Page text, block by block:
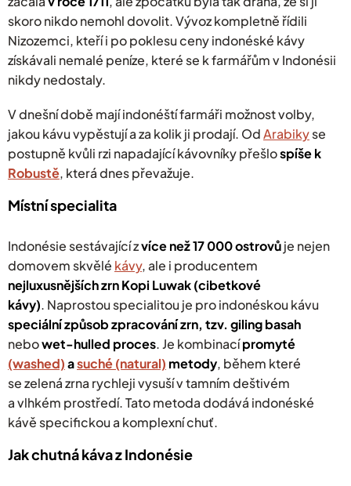
skoro nikdo nemohl dovolit. Vývoz kompletně řídili
Nizozemci, kteří i po poklesu ceny indonéské kávy
získávali nemalé peníze, které se k farmářům v Indonésii
nikdy nedostaly.
V dnešní době mají indonéští farmáři možnost volby,
jakou kávu vypěstují a za kolik ji prodají. OdArabikyse
postupně kvůli rzi napadající kávovníky přešlospíše k
Robustě, která dnes převažuje.
Místní specialita
Indonésie sestávající zvíce než 17 000 ostrovůje nejen
domovem skvělé kávy, ale i producentem
nejluxusnějších zrnKopi Luwak (cibetkové
kávy). Naprostou specialitou je pro indonéskou kávu
speciální způsob zpracování zrn, tzv. giling basah
nebowet-hulled proces.Je kombinacípromyté
(washed)asuché (natural) metody, během které
sezelená zrna rychleji vysuší v tamním deštivém
a vlhkém prostředí. Tato metoda dodává indonéské
kávě specifickou a komplexní chuť.
Jak chutná káva z Indonésie